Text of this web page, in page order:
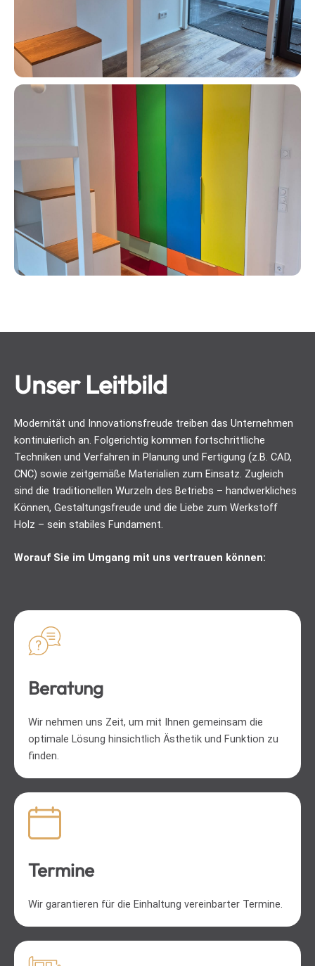
Unser Leitbild
Modernität und Innovationsfreude treiben das Unternehmen
kontinuierlich an. Folgerichtig kommen fortschrittliche
Techniken und Verfahren in Planung und Fertigung (z.B. CAD,
CNC) sowie zeitgemäße Materialien zum Einsatz. Zugleich
sind die traditionellen Wurzeln des Betriebs – handwerkliches
Können, Gestaltungsfreude und die Liebe zum Werkstoff
Holz – sein stabiles Fundament.
Worauf Sie im Umgang mit uns vertrauen können:
Beratung
Wir nehmen uns Zeit, um mit Ihnen gemeinsam die
optimale Lösung hinsichtlich Ästhetik und Funktion zu
finden.
Termine
Wir garantieren für die Einhaltung vereinbarter Termine.